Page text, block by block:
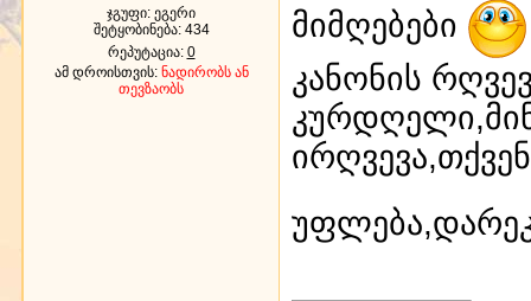
ჯგუფი: ეგერი
შეტყობინება: 434
რეპუტაცია: 0
ამ დროისთვის: ნადირობს ან
თევზაობს
მიმღებები
კანონის